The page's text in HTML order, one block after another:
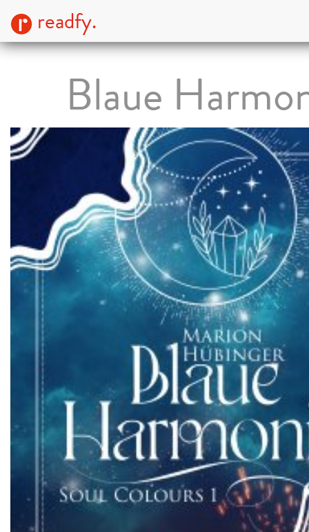
readfy.
Blaue